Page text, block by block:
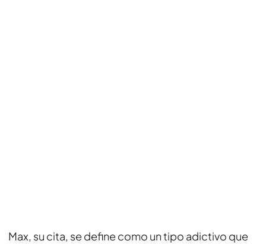
Max, su cita, se define como un tipo adictivo que